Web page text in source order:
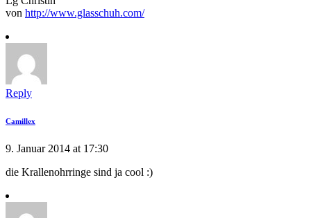
von http://www.glasschuh.com/
Reply
Camillex
9. Januar 2014 at 17:30
die Krallenohrringe sind ja cool :)